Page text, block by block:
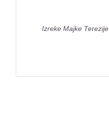
Izreke Majke Terezije